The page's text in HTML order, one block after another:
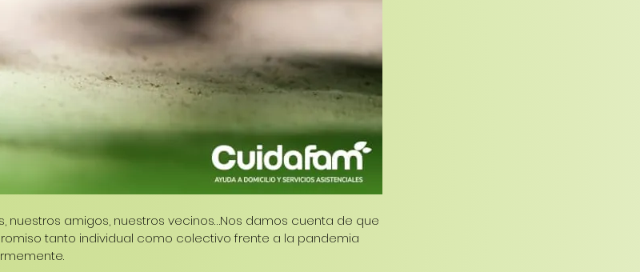
nuestros amigos, nuestros vecinos…Nos damos cuenta de que
tanto individual como colectivo frente a la pandemia